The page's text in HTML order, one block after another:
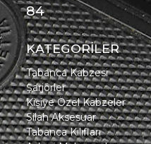
84
KATEGORİLER
Tabanca Kabzesi
Şarjörler
Kişiye Özel Kabzeler
Silah Aksesuar
Tabanca Kılıfları